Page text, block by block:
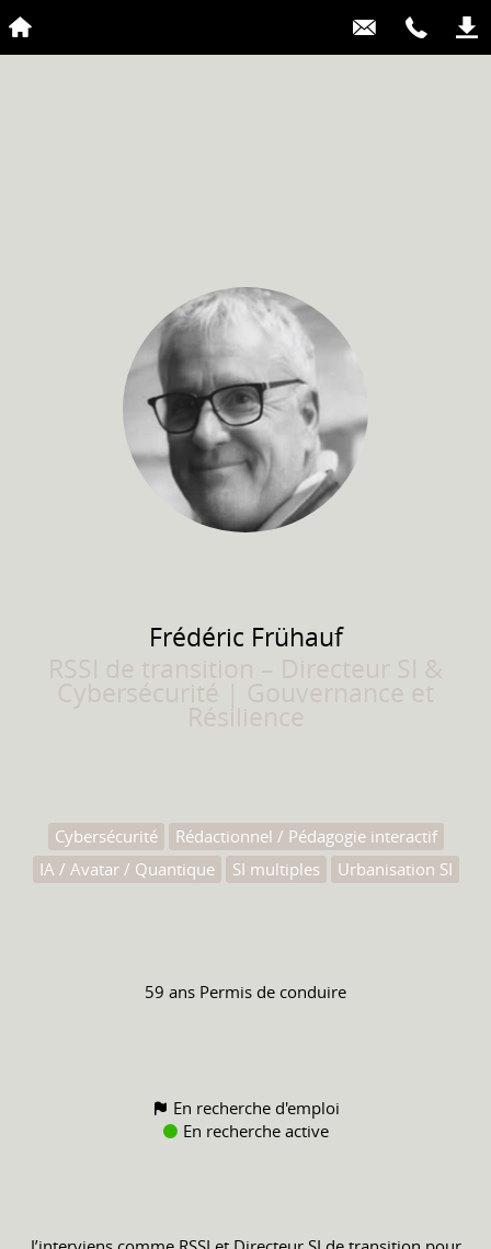
Frédéric Frühauf
RSSI de transition – Directeur SI &
Cybersécurité | Gouvernance et
Résilience
Cybersécurité
Rédactionnel / Pédagogie interactif
IA / Avatar / Quantique
SI multiples Urbanisation SI
59 ans Permis de conduire
En recherche d'emploi
En recherche active